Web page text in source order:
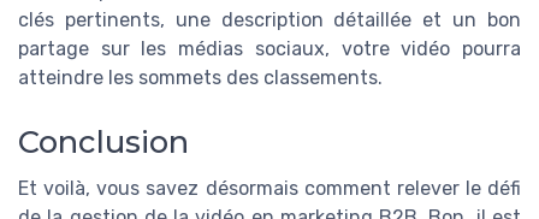
clés pertinents, une description détaillée et un bon
partage sur les médias sociaux, votre vidéo pourra
atteindre les sommets des classements.
Conclusion
Et voilà, vous savez désormais comment relever le défi